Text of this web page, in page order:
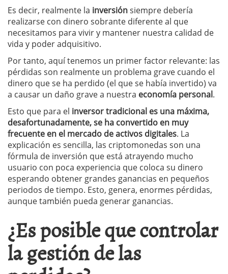
Es decir, realmente la inversiónsiempre debería
realizarse con dinero sobrante diferente al que
necesitamos para vivir y mantener nuestra calidad de
vida y poder adquisitivo.
Por tanto, aquí tenemos un primer factor relevante: las
pérdidas son realmente un problema grave cuando el
dinero que se ha perdido (el que se había invertido) va
a causar un daño grave a nuestra economía personal.
Esto que para el inversor tradicional es una máxima,
desafortunadamente, se ha convertido en muy
frecuente en el mercado de activos digitales. La
explicación es sencilla, las criptomonedas son una
fórmula de inversión que está atrayendo mucho
usuario con poca experiencia que coloca su dinero
esperando obtener grandes ganancias en pequeños
periodos de tiempo. Esto, genera, enormes pérdidas,
aunque también pueda generar ganancias.
¿Es posible que controlar
la gestión de las